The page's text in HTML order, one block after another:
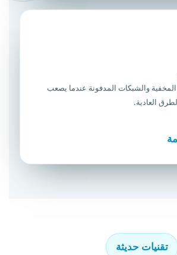
المخفية والشبكات المدفونة عندما يصعب
العادية.
تقنيات حديثة